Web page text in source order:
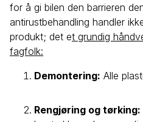
for å gi bilen den barrieren
antirustbehandling handler
produkt; det et grundig
fagfolk:
Demontering: Alle
Rengjøring og tørking: